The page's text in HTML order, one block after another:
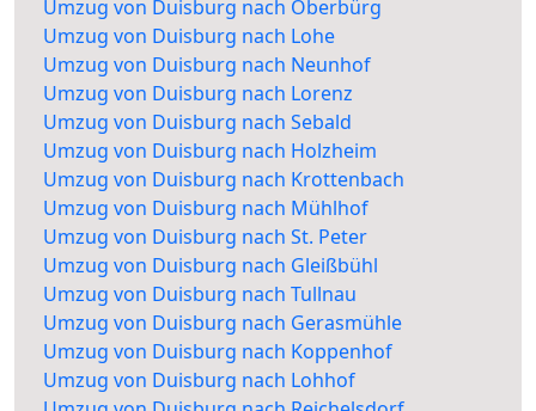
Umzug von Duisburg nach Oberbürg
Umzug von Duisburg nach Lohe
Umzug von Duisburg nach Neunhof
Umzug von Duisburg nach Lorenz
Umzug von Duisburg nach Sebald
Umzug von Duisburg nach Holzheim
Umzug von Duisburg nach Krottenbach
Umzug von Duisburg nach Mühlhof
Umzug von Duisburg nach St. Peter
Umzug von Duisburg nach Gleißbühl
Umzug von Duisburg nach Tullnau
Umzug von Duisburg nach Gerasmühle
Umzug von Duisburg nach Koppenhof
Umzug von Duisburg nach Lohhof